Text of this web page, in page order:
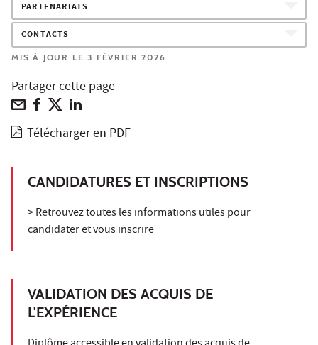
PARTENARIATS
CONTACTS
MIS À JOUR LE 3 FÉVRIER 2026
Partager cette page
Télécharger en PDF
CANDIDATURES ET INSCRIPTIONS
> Retrouvez toutes les informations utiles pour
candidater et vous inscrire
VALIDATION DES ACQUIS DE
L'EXPÉRIENCE